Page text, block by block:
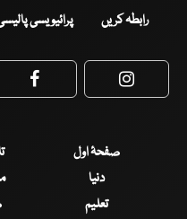
رابطہ کریں پرائیویسی
Facebook
صفحۂ اول
دنیا
تعلیم